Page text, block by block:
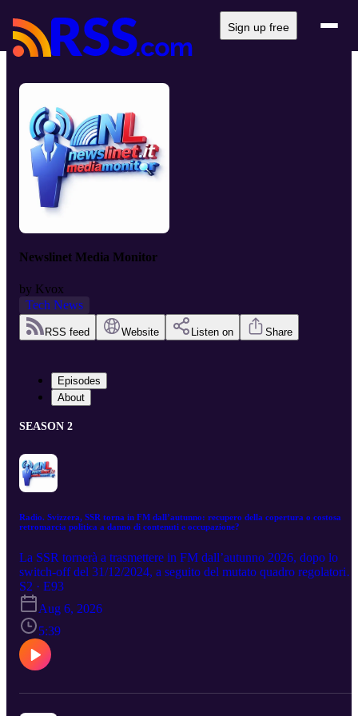
Sign up free
Newslinet Media Monitor
by Kvox
Tech News
RSS feed Website Listen on Share
Episodes
About
SEASON 2
Radio. Svizzera, SSR torna in FM dall’autunno: recupero della copertura o costosa
retromarcia politica a danno di contenuti e occupazione?
La SSR tornerà a trasmettere in FM dall’autunno 2026, dopo lo
switch-off del 31/12/2024, a seguito del mutato quadro regolatorio
svizzero. La perdita di circa il 6% dell’audience era prevedibile,
poiché il servizio pubblico aveva abbandonato la FM mentre le
private continuavano a utilizzarla. L’elemento realmente inatteso è
stato il rinvio dello switch-off delle emittenti private, che ha alterato
il piano originario di transizione coordinata al digitale. Il ritorno
SSR sulla modulazione di frequenza appare quindi come una
decisione prevalentemente politica, più che un ripensamento
S2 · E93
Aug 6, 2026
5:39